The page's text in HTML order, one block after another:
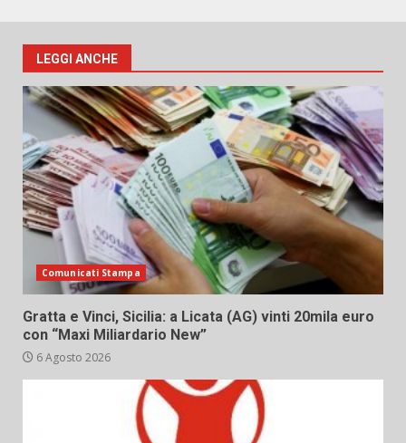
LEGGI ANCHE
Comunicati Stampa
Gratta e Vinci, Sicilia: a Licata (AG) vinti 20mila euro
con “Maxi Miliardario New”
6 Agosto 2026